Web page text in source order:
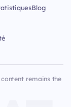
Blog
remains the